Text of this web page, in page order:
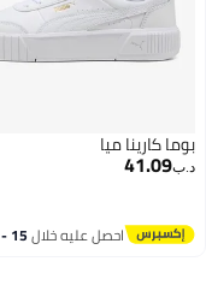
2
بوما كارينا ميا
د.ب‏41.09
احصل عليه خلال